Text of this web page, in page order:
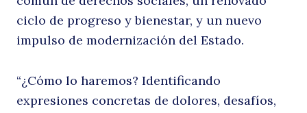
ciclo de progreso y bienestar, y un nuevo
impulso de modernización del Estado.
“¿Cómo lo haremos? Identificando
expresiones concretas de dolores, desafíos,